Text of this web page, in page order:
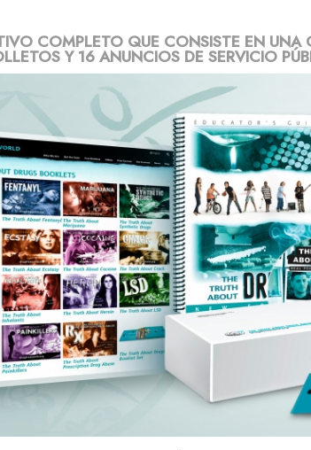
COMPLETO QUE CONSISTE EN UNA
Y 16 ANUNCIOS DE SERVICIO